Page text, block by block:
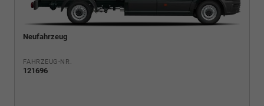
Neufahrzeug
FAHRZEUG-NR.
121696